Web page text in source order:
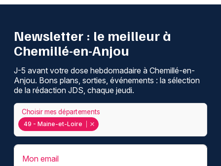
Newsletter : le meilleur à
Chemillé-en-Anjou
J-5 avant votre dose hebdomadaire à Chemillé-en-
Anjou. Bons plans, sorties, événements : la sélection
de la rédaction JDS, chaque jeudi.
49 - Maine-et-Loire
Choisir mes départements
Mon email